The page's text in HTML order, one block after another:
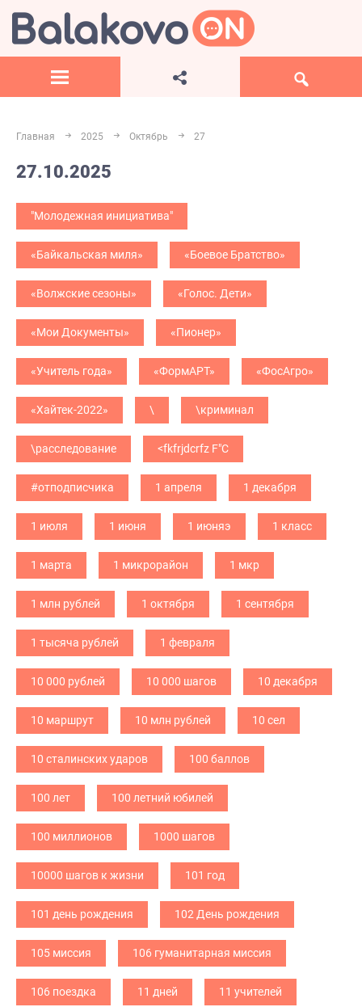
Главная 2025 Октябрь 27
27.10.2025
"Молодежная инициатива"
«Байкальская миля» «Боевое Братство»
«Волжские сезоны» «Голос. Дети»
«Мои Документы» «Пионер»
«Учитель года» «ФормАРТ» «ФосАгро»
«Хайтек-2022» \ \криминал
\расследование <fkfrjdcrfz F"C
#отподписчика 1 апреля 1 декабря
1 июля 1 июня 1 июняэ 1 класс
1 марта 1 микрорайон 1 мкр
1 млн рублей 1 октября 1 сентября
1 тысяча рублей 1 февраля
10 000 рублей 10 000 шагов 10 декабря
10 маршрут 10 млн рублей 10 сел
10 сталинских ударов 100 баллов
100 лет 100 летний юбилей
100 миллионов 1000 шагов
10000 шагов к жизни 101 год
101 день рождения 102 День рождения
105 миссия 106 гуманитарная миссия
106 поездка 11 дней 11 учителей